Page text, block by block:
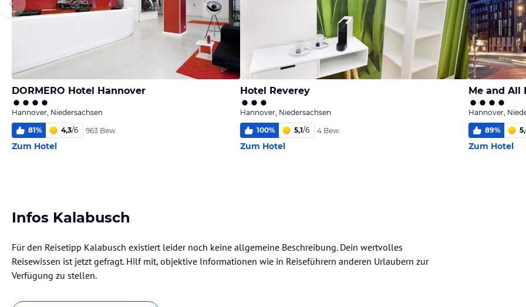
DORMERO Hotel Hannover
Hannover, Niedersachsen
81% 4,3/6 963 Bew.
Zum Hotel
Hotel Reverey
Hannover, Niedersachsen
100% 5,1/6 4 Bew.
Zum Hotel
Me and All
Hannover,
89%
Zum Hotel
Infos Kalabusch
Für den Reisetipp Kalabusch existiert leider noch keine allgemeine Beschreibung. Dein wertvolles
Reisewissen ist jetzt gefragt. Hilf mit, objektive Informationen wie in Reiseführern anderen Urlaubern zur
Verfügung zu stellen.